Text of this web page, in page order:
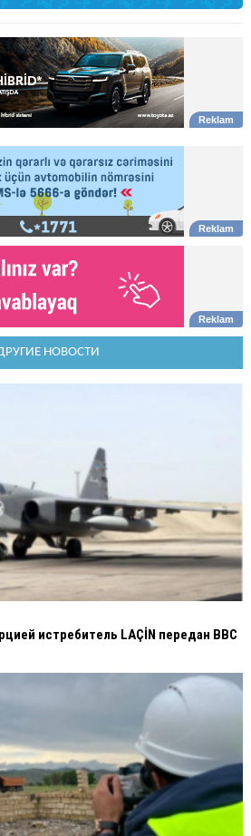
НОВОСТИ
истребитель LAÇİN передан ВВС